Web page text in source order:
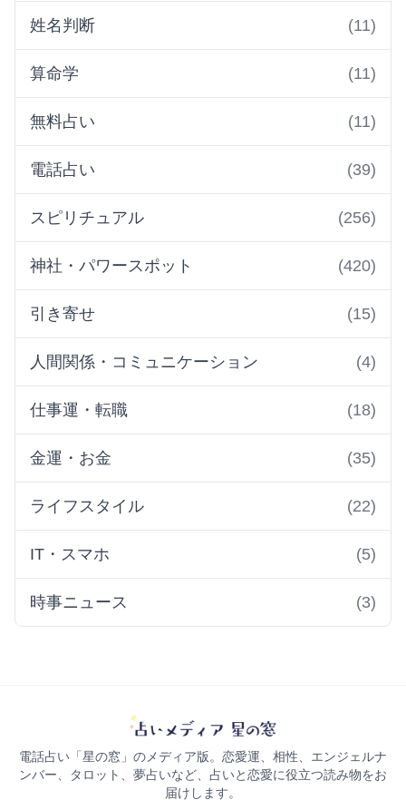
姓名判断 (11)
算命学 (11)
無料占い (11)
電話占い (39)
スピリチュアル (256)
神社・パワースポット (420)
引き寄せ (15)
人間関係・コミュニケーション (4)
仕事運・転職 (18)
金運・お金 (35)
ライフスタイル (22)
IT・スマホ (5)
時事ニュース (3)
電話占い「星の窓」のメディア版。恋愛運、相性、エンジェルナ
ンバー、タロット、夢占いなど、占いと恋愛に役立つ読み物をお
届けします。